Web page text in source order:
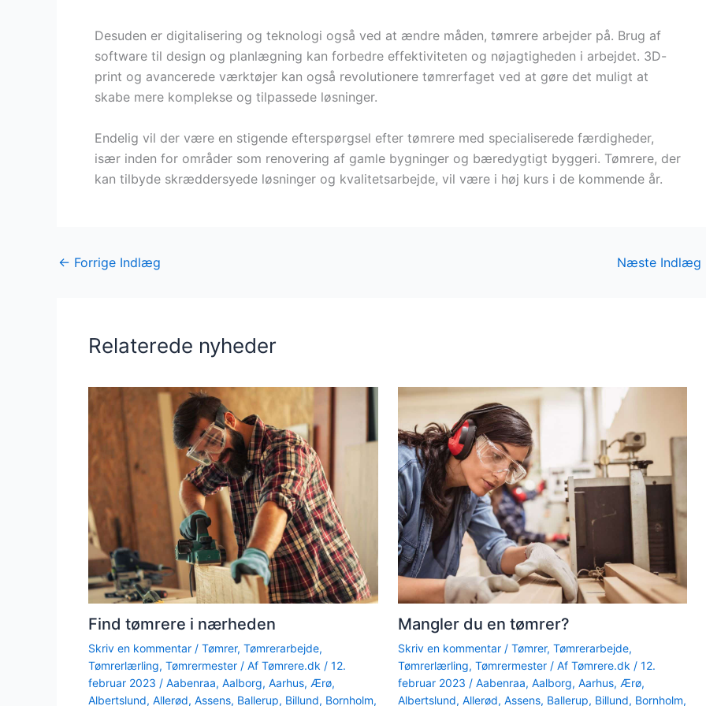
Desuden er digitalisering og teknologi også ved at ændre måden, tømrere arbejder på. Brug af
software til design og planlægning kan forbedre effektiviteten og nøjagtigheden i arbejdet. 3D-
print og avancerede værktøjer kan også revolutionere tømrerfaget ved at gøre det muligt at
skabe mere komplekse og tilpassede løsninger.
Endelig vil der være en stigende efterspørgsel efter tømrere med specialiserede færdigheder,
især inden for områder som renovering af gamle bygninger og bæredygtigt byggeri. Tømrere, der
kan tilbyde skræddersyede løsninger og kvalitetsarbejde, vil være i høj kurs i de kommende år.
← Forrige Indlæg Næste Indlæg
Relaterede nyheder
Find tømrere i nærheden
Skriv en kommentar / Tømrer, Tømrerarbejde,
Tømrerlærling, Tømrermester / Af Tømrere.dk / 12.
februar 2023 / Aabenraa, Aalborg, Aarhus, Ærø,
Albertslund, Allerød, Assens, Ballerup, Billund, Bornholm,
Mangler du en tømrer?
Skriv en kommentar / Tømrer, Tømrerarbejde,
Tømrerlærling, Tømrermester/ Af Tømrere.dk / 12.
februar 2023 / Aabenraa, Aalborg, Aarhus, Ærø,
Albertslund, Allerød, Assens, Ballerup, Billund, Bornholm,